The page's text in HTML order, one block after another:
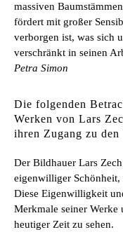
massiven
fördert mit großer
verborgen ist, was sich
verschränkt in seinen
Petra Simon
Die folgenden
Werken von Lars
ihren Zugang zu
Der Bildhauer Lars
eigenwilliger
Diese Eigenwilligkeit
Merkmale seiner
heutiger Zeit zu sehen.